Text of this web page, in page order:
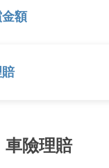
額
車險理賠